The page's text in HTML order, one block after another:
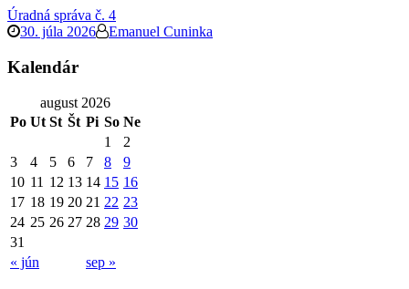
Úradná správa č. 4
30. júla 2026
Emanuel Cuninka
Kalendár
august 2026
Po Ut St Št Pi So Ne
« jún sep »
1
2
3
4 5 6 7 8
9
10 11 12 13 14 15 16
17 18 19 20 21 22 23
24 25 26 27 28 29 30
31